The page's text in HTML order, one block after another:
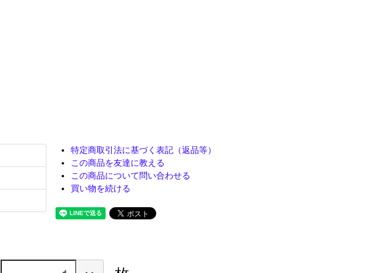
特定商取引法に基づく表記（返品等）
この商品を友達に教える
この商品について問い合わせる
買い物を続ける